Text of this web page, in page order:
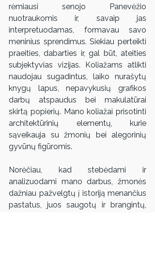
rėmiausi senojo Panevėžio
nuotraukomis ir, savaip jas
interpretuodamas, formavau savo
meninius sprendimus. Siekiau perteikti
praeities, dabarties ir, gal būt, ateities
subjektyvias vizijas. Koliažams atlikti
naudojau sugadintus, laiko nurašytų
knygų lapus, nepavykusių grafikos
darbų atspaudus bei makulatūrai
skirtą popierių. Mano koliažai prisotinti
architektūrinių elementų, kurie
sąveikauja su žmonių bei alegorinių
gyvūnų figūromis.
Norėčiau, kad stebėdami ir
analizuodami mano darbus, žmonės
dažniau pažvelgtų į istoriją menančius
pastatus, juos saugotų ir brangintų,